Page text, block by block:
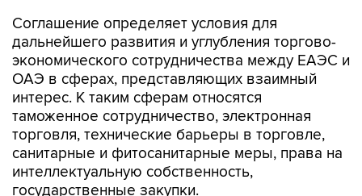
Соглашение определяет условия для
дальнейшего развития и углубления торгово-
экономического сотрудничества между ЕАЭС и
ОАЭ в сферах, представляющих взаимный
интерес. К таким сферам относятся
таможенное сотрудничество, электронная
торговля, технические барьеры в торговле,
санитарные и фитосанитарные меры, права на
интеллектуальную собственность,
государственные закупки.